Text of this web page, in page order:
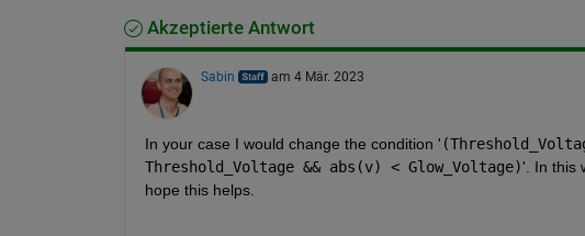
Akzeptierte Antwort
Sabin am 4 Mär. 2023
In your case I would change the condition '
Threshold_Voltage && abs(v) < Glow_Voltage)'. In this
hope this helps.